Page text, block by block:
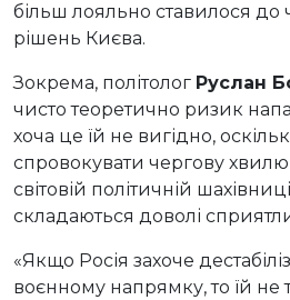
більш лояльно ставилося
рішень Києва.
Зокрема, політолог Руслан
чисто теоретично ризик
хоча це їй не вигідно,
спровокувати чергову хвилю
світовій політичній
складаються доволі
«Якщо Росія захоче
воєнному напрямку, то їй не